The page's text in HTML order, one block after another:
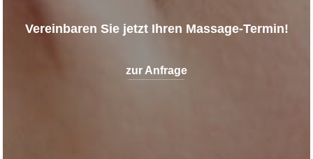
Vereinbaren Sie jetzt Ihren Massage-Termin!
zur Anfrage